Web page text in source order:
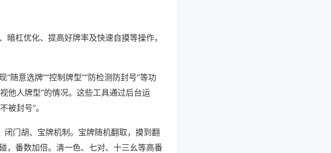
杠优化、提高好牌率及快速自摸等操作，
随意选牌”“控制牌型”“防检测防封号”等功
他人牌型”的情况。这些工具通过后台运
被封号”。
门胡、宝牌机制。宝牌随机翻取，摸到翻
，番数加倍。清一色、七对、十三幺等高番